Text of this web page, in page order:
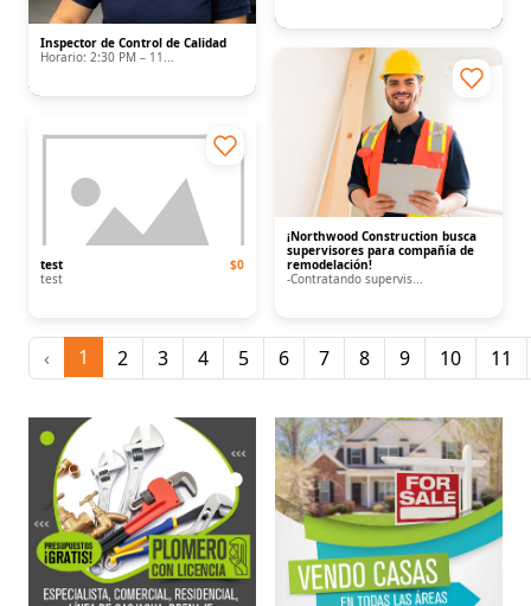
Inspector de Control de Calidad
Horario: 2:30 PM – 11...
test
test
$0
¡Northwood Construction busca
supervisores para compañía de
remodelación!
-Contratando supervis...
‹ 1 2 3 4 5 6 7 8 9 10 11